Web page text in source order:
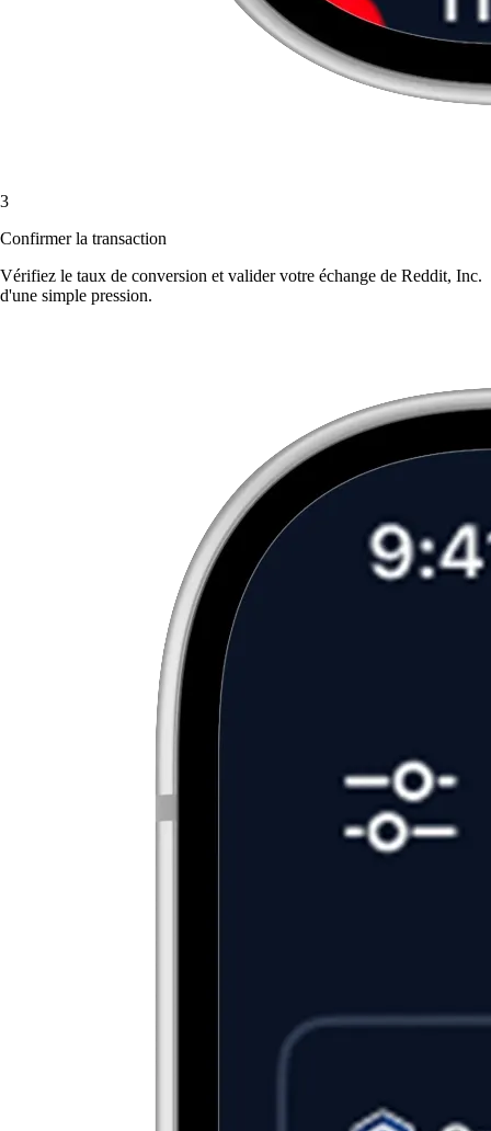
3
Confirmer la transaction
Vérifiez le taux de conversion et valider votre échange de Reddit, Inc.
d'une simple pression.